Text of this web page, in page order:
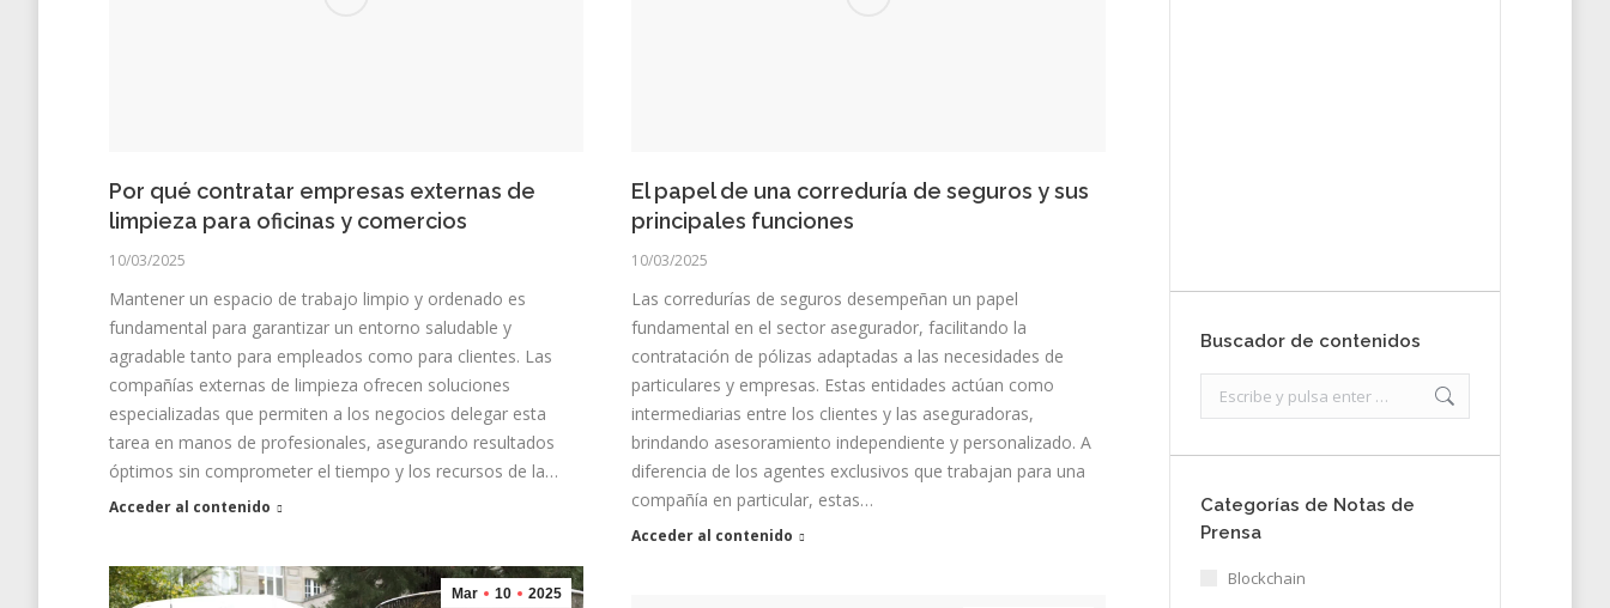
Por qué contratar empresas externas de
limpieza para oficinas y comercios
10/03/2025
Mantener un espacio de trabajo limpio y ordenado es
fundamental para garantizar un entorno saludable y
agradable tanto para empleados como para clientes. Las
compañías externas de limpieza ofrecen soluciones
especializadas que permiten a los negocios delegar esta
tarea en manos de profesionales, asegurando resultados
óptimos sin comprometer el tiempo y los recursos de la…
Acceder al contenido
El papel de una correduría de seguros y sus
principales funciones
10/03/2025
Las corredurías de seguros desempeñan un papel
fundamental en el sector asegurador, facilitando la
contratación de pólizas adaptadas a las necesidades de
particulares y empresas. Estas entidades actúan como
intermediarias entre los clientes y las aseguradoras,
brindando asesoramiento independiente y personalizado. A
diferencia de los agentes exclusivos que trabajan para una
compañía en particular, estas…
Acceder al contenido
Mar 10 2025
Buscador de contenidos
Categorías de Notas de
Prensa
Blockchain